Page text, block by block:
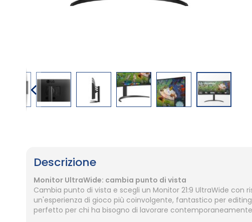
Descrizione
Monitor UltraWide: cambia punto di vista
Cambia punto di vista e scegli un Monitor 21:9 UltraWide con
un'esperienza di gioco più coinvolgente, fantastico per
perfetto per chi ha bisogno di lavorare